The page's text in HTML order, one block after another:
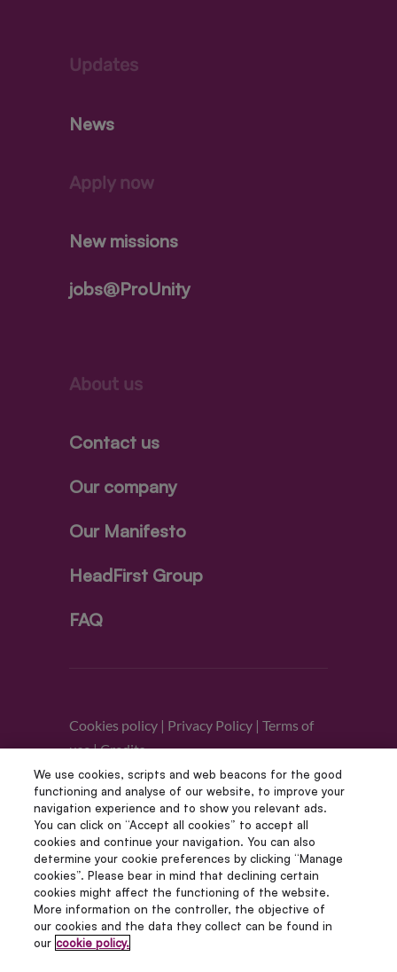
Updates
News
Apply now
New missions
jobs@ProUnity
About us
Contact us
Our company
Our Manifesto
HeadFirst Group
FAQ
Cookies policy | Privacy Policy | Terms of
use|Credits
Follow us
© Copyright 2012 – 2022 | Avada Studio All Rights
We use cookies, scripts and web beacons for the good
functioning and analyse of our website, to improve your
navigation experience and to show you relevant ads.
You can click on “Accept all cookies” to accept all
cookies and continue your navigation. You can also
determine your cookie preferences by clicking “Manage
cookies”. Please bear in mind that declining certain
cookies might affect the functioning of the website.
More information on the controller, the objective of
our cookies and the data they collect can be found in
our cookie policy.